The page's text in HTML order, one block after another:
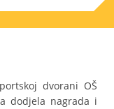
dvorani OŠ
dodjela nagrada i